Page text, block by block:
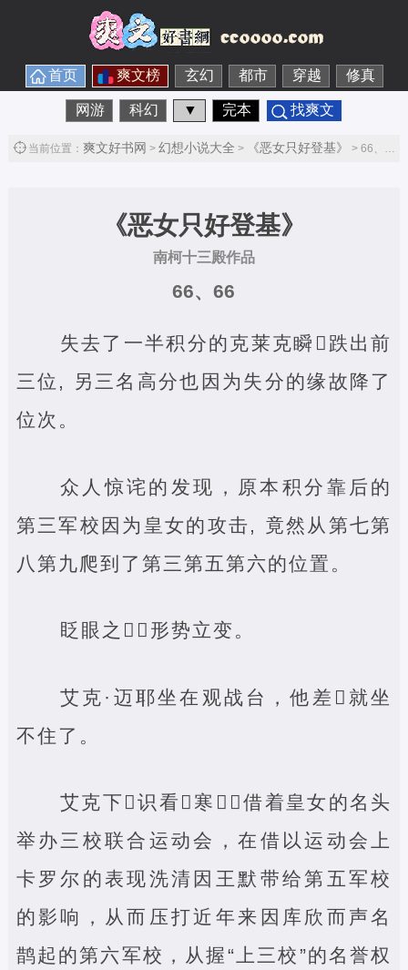
首页 爽文榜 玄幻 都市 穿越 修真
网游 科幻 ▼ 完本 找爽文
当前位置： 爽文好书网 > 幻想小说大全 > 《恶女只好登基》 > 66、66第1节
《恶女只好登基》
南柯十三殿作品
66、66
失去了一半积分的克莱克瞬‌跌出前
三位, 另三名高分也因为失分的缘故降了
位次。
众人惊诧的发现，原本积分靠后的
第三军校因为皇女的攻击, 竟然从第七第
八第九爬到了第三第五第六的位置。
眨眼之‌，形势立变。
艾克·迈耶坐在观战台，他差‌就坐
不住了。
艾克下‌识看‌寒‌，借着皇女的名头
举办三校联合运动会，在借以运动会上
卡罗尔的表现洗清因王默带给第五军校
的影响，从而压打近年来因库欣而声名
鹊起的第六军校，从握“上三校”的名誉权